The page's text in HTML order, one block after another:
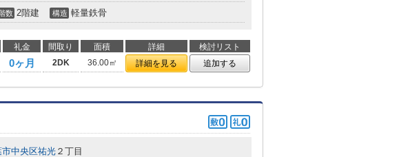
数 2階建 構造 軽量鉄骨
礼金 間取り 面積 詳細
検討リスト
0ヶ月 2DK 36.00㎡ 詳細を見る 追加する
市中央区祐光 ２丁目